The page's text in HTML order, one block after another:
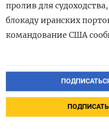
пролив для
блокаду иранских
командование США